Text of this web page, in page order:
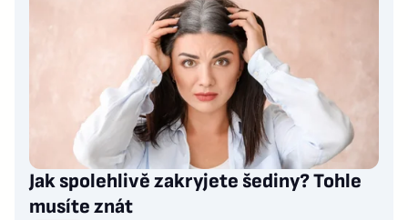
Jak spolehlivě zakryjete šediny? Tohle
musíte znát